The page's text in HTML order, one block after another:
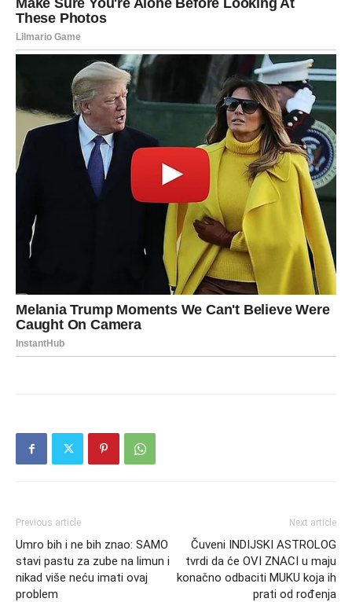
Previous article
Umro bih i ne bih znao: SAMO
stavi pastu za zube na limun i
nikad više neću imati ovaj
problem
Next article
Čuveni INDIJSKI ASTROLOG
tvrdi da će OVI ZNACI u maju
konačno odbaciti MUKU koja ih
prati od rođenja